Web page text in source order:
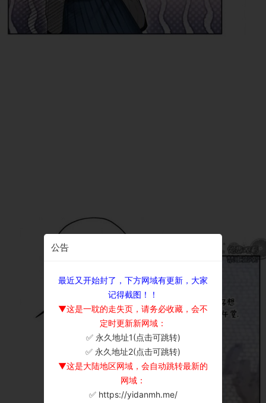
公告
最近又开始封了，下方网域有更新，大家
记得截图！！
▼这是一耽的走失页，请务必收藏，会不
定时更新新网域：
✅ 永久地址1(点击可跳转)
✅ 永久地址2(点击可跳转)
▼这是大陆地区网域，会自动跳转最新的
网域：
✅ https://yidanmh.me/